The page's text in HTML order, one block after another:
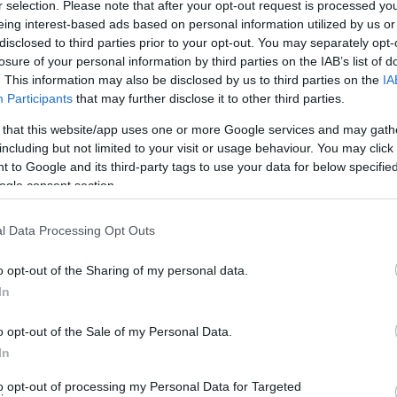
selection. Please note that after your opt-out request is processed
interest-based ads based on personal information utilized by us
to third parties prior to your opt-out. You may separately
of your personal information by third parties on the IAB’s list of
This information may also be disclosed by us to third parties on the
Participants that may further disclose it to other third parties.
that this website/app uses one or more Google services and may
but not limited to your visit or usage behaviour. You may
to Google and its third-party tags to use your data for below
consent section.
Data Processing Opt Outs
opt-out of the Sharing of my personal data.
opt-out of the Sale of my Personal Data.
opt-out of processing my Personal Data for Targeted
τα στοιχεία και ενέκρινε εκ νέου το εμβόλιο
τους εμβολιασμούς για λίγες μέρες. Στην
από θετική γνωμοδότηση της ελληνικής επιτροπής.
, ώστε να αποσυμπιεστούν σε κάποιο βαθμό η
και διασωληνώσεις, που καταγράφονται τις
η κυβερνητική εκπρόσωπος. Θα παρουσιαστούν
επιδημιολογογική επιβάρυνση. Για τον
επιδημιολόγων, του υπουργείου Υγείας θα
θα λάβει αποφάσεις.